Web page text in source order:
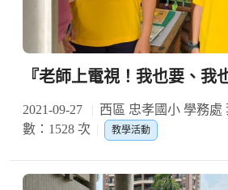
『老師上電視！我也要、我
2021-09-27 西區 忠孝國小 學務處
數：1528 次
教學活動